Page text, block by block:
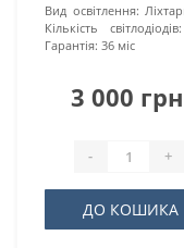
Вид освітлення:
Кількість світлодіодів:
Гарантія: 36 міс
3 000
- +
ДО КОШИКА